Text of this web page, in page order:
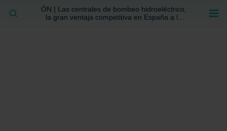
ÓN | Las centrales de bombeo hidroeléctrico,
la gran ventaja competitiva en España a la
BUSCAR